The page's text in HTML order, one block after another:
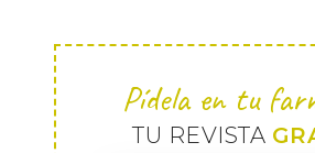
Pídela en tu
TU REVISTA